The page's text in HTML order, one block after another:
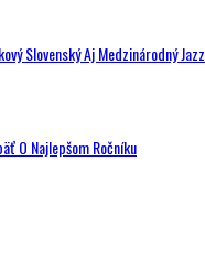
Slovenský Aj Medzinárodný Jazz
O Najlepšom Ročníku